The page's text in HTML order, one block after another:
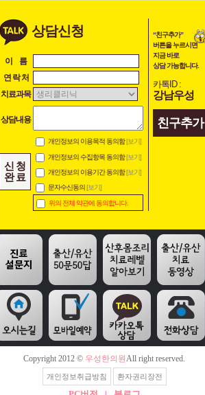
상담신청
이 름
연 락 처
치료과목
상담내용
신 청
완 료
개인정보의 이용목적 동의함[보기]
개인정보의 수집항목 동의함[보기]
개인정보의 이용기간 동의함[보기]
문자수신동의[보기]
위의 전체 약관에 동의합니다.
“친구추가”
버튼을 누르시면
지금 바로
상담 가능합니다.
카톡ID :
강남우성
친구추가
Copyright 2012 © 우성한의원All right reserved.
개인정보취급방침 환자권리장전